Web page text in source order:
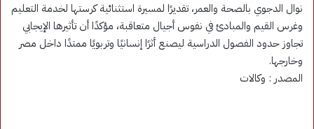
نوال الدجوي بالصحة والعمر، تقديرًا لمسيرة استثنائية كرستها لخدمة التعليم
وغرس القيم والمبادئ في نفوس أجيال متعاقبة، مؤكدًا أن تأثيرها الإيجابي
تجاوز حدود الفصول الدراسية ليصنع أثرًا إنسانيًا وتربويًا ممتدًا داخل مصر
وخارجها.
المصدر : وكالات